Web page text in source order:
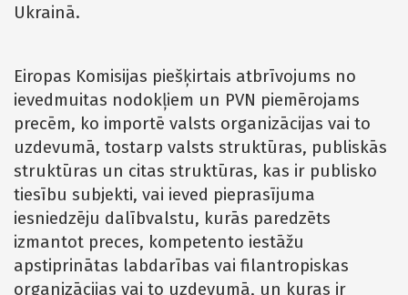
Ukrainā.
Eiropas Komisijas piešķirtais atbrīvojums no
ievedmuitas nodokļiem un PVN piemērojams
precēm, ko importē valsts organizācijas vai to
uzdevumā, tostarp valsts struktūras, publiskās
struktūras un citas struktūras, kas ir publisko
tiesību subjekti, vai ieved pieprasījuma
iesniedzēju dalībvalstu, kurās paredzēts
izmantot preces, kompetento iestāžu
apstiprinātas labdarības vai filantropiskas
organizācijas vai to uzdevumā, un kuras ir